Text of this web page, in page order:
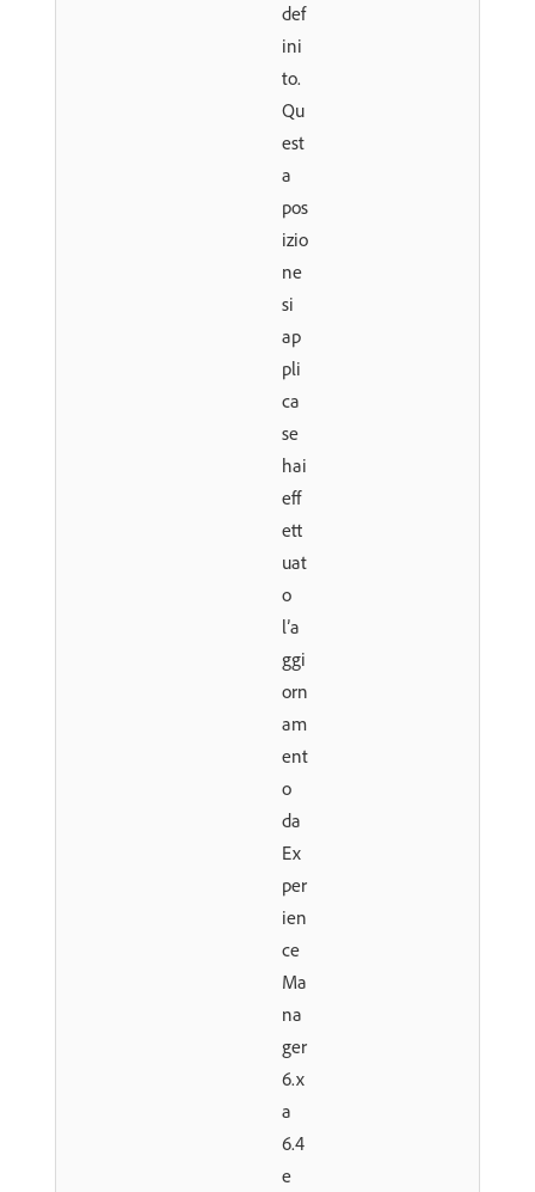
def
ini
to.
Qu
est
a
pos
izio
ne
si
ap
pli
ca
se
hai
eff
ett
uat
o
l’a
ggi
orn
am
ent
o
da
Ex
per
ien
ce
Ma
na
ger
6.x
a
6.4
e